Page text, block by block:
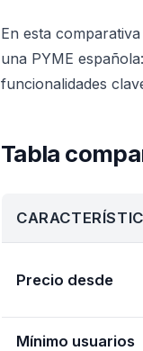
En esta
una PYME
funcionalidades
Tabla
Precio desde
Mínimo usuarios